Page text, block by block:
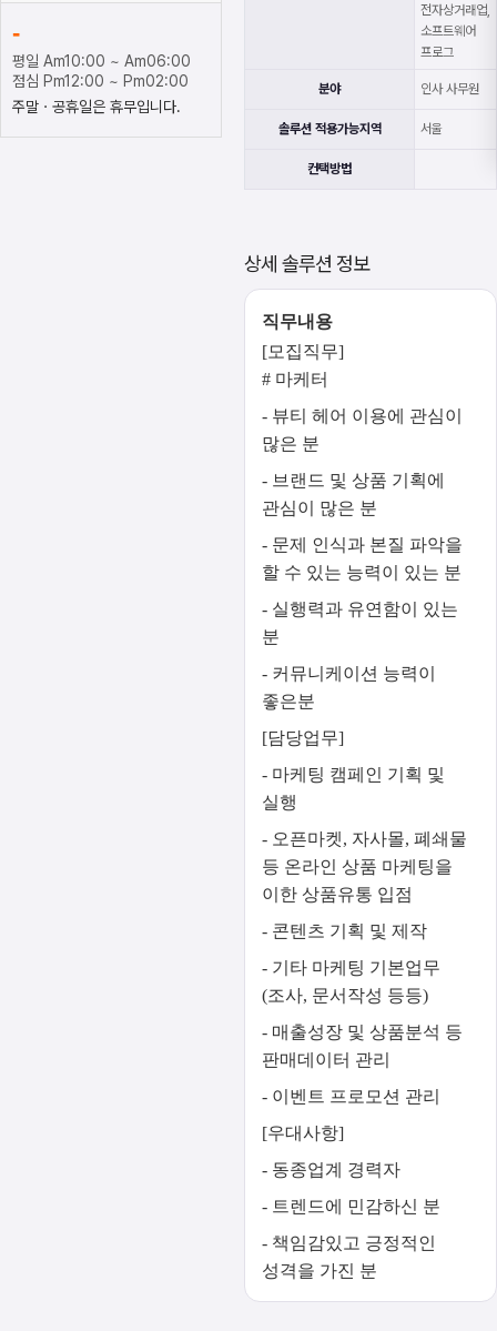
-
평일 Am10:00 ~ Am06:00
점심 Pm12:00 ~ Pm02:00
주말ㆍ공휴일은 휴무입니다.
전자상거래업,
소프트웨어
프로그
분야 인사 사무원
솔루션 적용가능지역 서울
컨택방법
상세 솔루션 정보
직무내용
[모집직무]
# 마케터
- 뷰티 헤어 이용에 관심이
많은 분
- 브랜드 및 상품 기획에
관심이 많은 분
- 문제 인식과 본질 파악을
할 수 있는 능력이 있는 분
- 실행력과 유연함이 있는
분
- 커뮤니케이션 능력이
좋은분
[담당업무]
- 마케팅 캠페인 기획 및
실행
- 오픈마켓, 자사몰, 폐쇄물
등 온라인 상품 마케팅을
이한 상품유통 입점
- 콘텐츠 기획 및 제작
- 기타 마케팅 기본업무
(조사, 문서작성 등등)
- 매출성장 및 상품분석 등
판매데이터 관리
- 이벤트 프로모션 관리
[우대사항]
- 동종업계 경력자
- 트렌드에 민감하신 분
- 책임감있고 긍정적인
성격을 가진 분